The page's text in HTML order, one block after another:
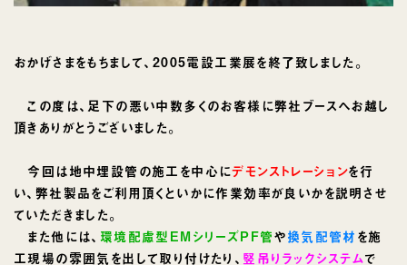
おかげさまをもちまして、2005電設工業展を終了致しました。
この度は、足下の悪い中数多くのお客様に弊社ブースへお越し
頂きありがとうございました。
今回は地中埋設管の施工を中心にデモンストレーションを行
い、弊社製品をご利用頂くといかに作業効率が良いかを説明させ
ていただきました。
また他には、 環境配慮型EMシリーズPF管や換気配管材を施
工現場の雰囲気を出して取り付けたり、 竪吊りラックシステムで